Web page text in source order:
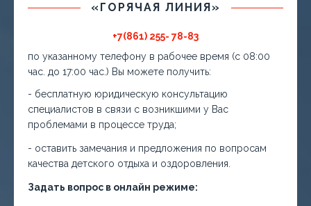
«ГОРЯЧАЯ ЛИНИЯ»
+7(861) 255- 78-83
по указанному телефону в рабочее время (с 08:00
час. до 17:00 час.) Вы можете получить:
- бесплатную юридическую консультацию
специалистов в связи с возникшими у Вас
проблемами в процессе труда;
- оставить замечания и предложения по вопросам
качества детского отдыха и оздоровления.
Задать вопрос в онлайн режиме: